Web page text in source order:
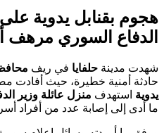
هجوم بقنابل يدوية
الدفاع السوري مرهف
شهدت مدينة حلفايا في ريف
حادثة أمنية خطيرة، حيث أفادت
يدوية استهدف منزل عائلة وزير
ما أدى إلى إصابة عدد من أفراد